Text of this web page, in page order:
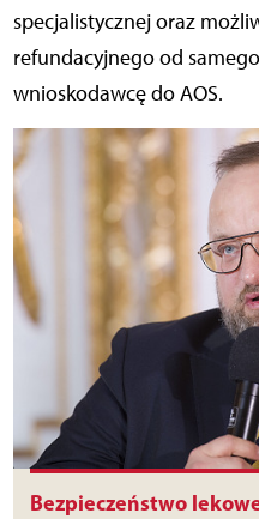
specjalistycznej oraz
refundacyjnego od
wnioskodawcę do AOS.
Bezpieczeństwo